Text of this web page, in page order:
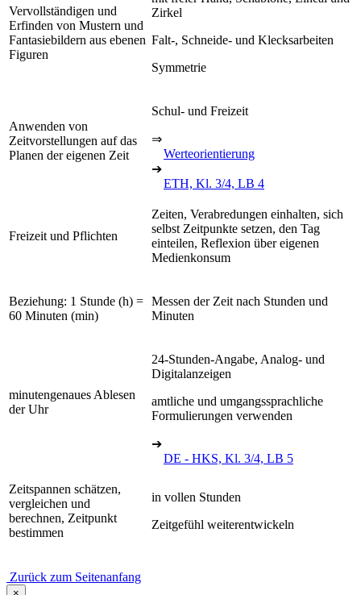
Vervollständigen und
Erfinden von Mustern und
Fantasiebildern aus ebenen
Figuren
Zirkel
Falt-, Schneide- und Klecksarbeiten
Symmetrie
Anwenden von
Zeitvorstellungen auf das
Planen der eigenen Zeit
Schul- und Freizeit
⇒
Werteorientierung
➔
ETH, Kl. 3/4, LB 4
Freizeit und Pflichten
Zeiten, Verabredungen einhalten, sich
selbst Zeitpunkte setzen, den Tag
einteilen, Reflexion über eigenen
Medienkonsum
Beziehung: 1 Stunde (h) =
60 Minuten (min)
Messen der Zeit nach Stunden und
Minuten
minutengenaues Ablesen
der Uhr
24-Stunden-Angabe, Analog- und
Digitalanzeigen
amtliche und umgangssprachliche
Formulierungen verwenden
➔
DE - HKS, Kl. 3/4, LB 5
Zeitspannen schätzen,
vergleichen und
berechnen, Zeitpunkt
bestimmen
in vollen Stunden
Zeitgefühl weiterentwickeln
Zurück zum Seitenanfang